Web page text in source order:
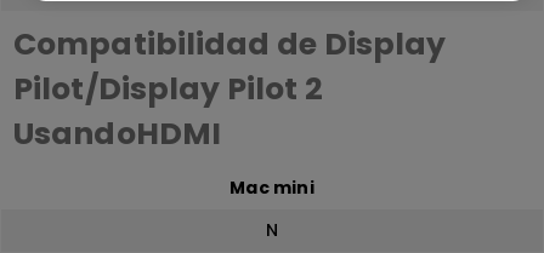
Compatibilidad de Display
Pilot/Display Pilot 2
UsandoHDMI
Mac mini
N